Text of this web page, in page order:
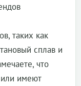
таких как
сплав и
что
имеют